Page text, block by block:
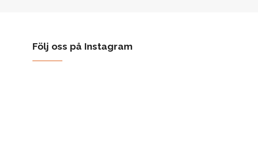
Följ oss på Instagram